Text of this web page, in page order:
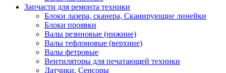
Запчасти для ремонта техники
Блоки лазера, сканера, Сканирующие линейки
Блоки проявки
Валы резиновые (нижние)
Валы тефлоновые (верхние)
Валы фетровые
Вентиляторы для печатающей техники
Датчики, Сенсоры